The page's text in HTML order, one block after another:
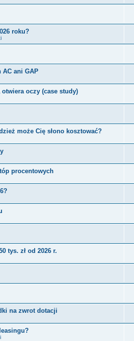
roku?
ani GAP
oczy (case study)
może Cię słono kosztować?
procentowych
tys. zł od 2026 r.
na zwrot dotacji